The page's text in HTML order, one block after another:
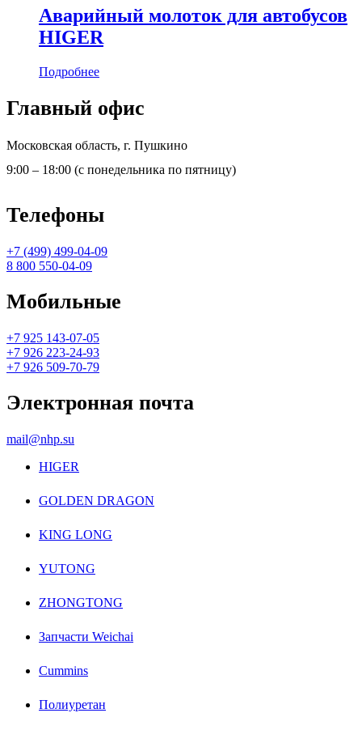
Аварийный молоток для автобусов
HIGER
Подробнее
Главный офис
Московская область, г. Пушкино
9:00 – 18:00 (с понедельника по пятницу)
Телефоны
+7 (499) 499-04-09
8 800 550-04-09
Мобильные
+7 925 143-07-05
+7 926 223-24-93
+7 926 509-70-79
Электронная почта
mail@nhp.su
HIGER
GOLDEN DRAGON
KING LONG
YUTONG
ZHONGTONG
Запчасти Weichai
Cummins
Полиуретан